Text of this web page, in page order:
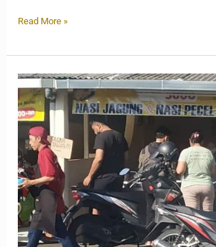
Read More »
Sempat
Viral!
Kuliner
Denpasar
Nasi
Jagung
Bang
Amir